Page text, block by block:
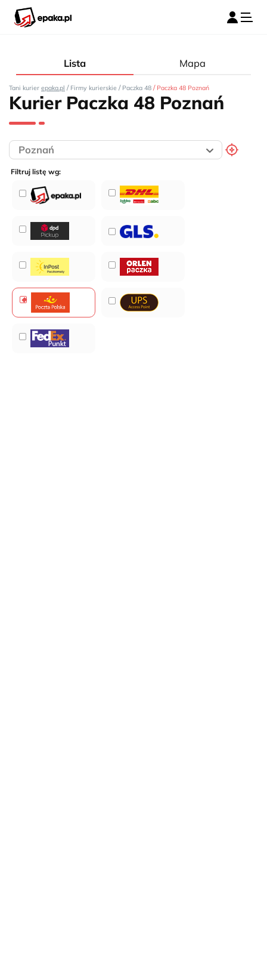
Lista Mapa
Tani kurier epaka.pl / Firmy kurierskie / Paczka 48 / Paczka 48 Poznań
Kurier Paczka 48 Poznań
Filtruj listę wg: